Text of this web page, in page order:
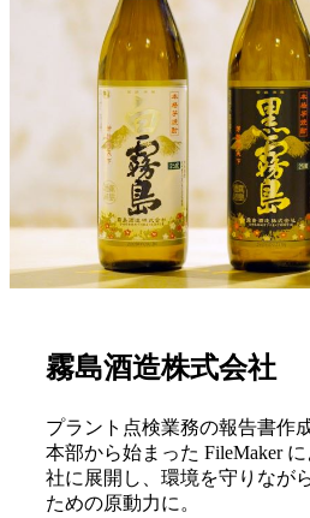
霧島酒造株式会社
プラント点検業務の報告書作
本部から始まった FileMaker
社に展開し、環境を守りなが
ための原動力に。